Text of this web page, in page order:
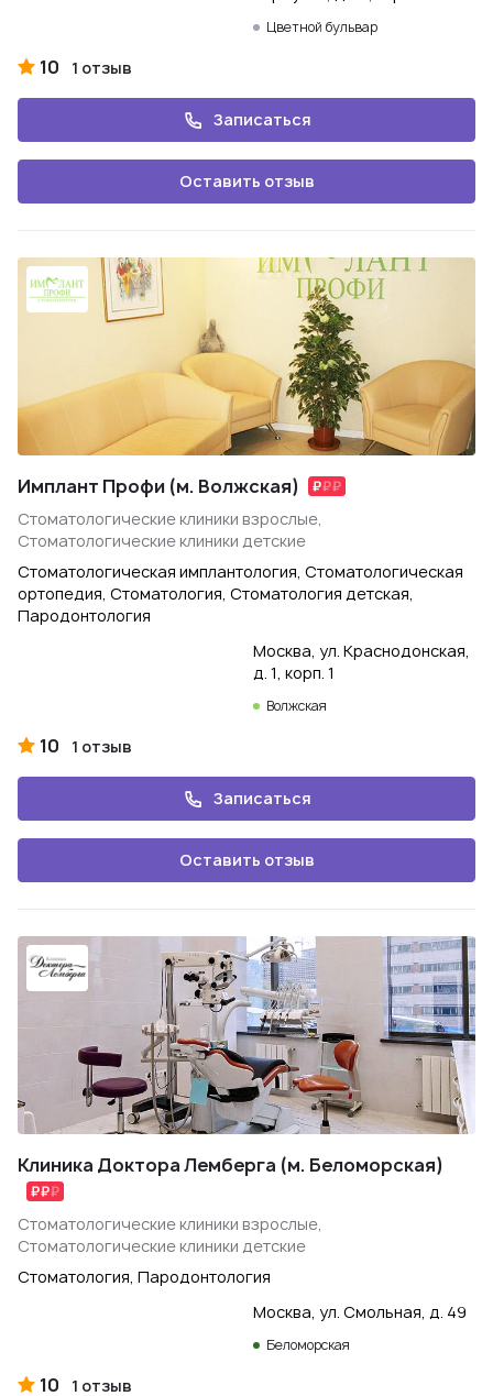
Цветной бульвар
10 1 отзыв
Записаться
Оставить отзыв
Имплант Профи (м. Волжская)
Стоматологические клиники взрослые,
Стоматологические клиники детские
Стоматологическая имплантология, Стоматологическая
ортопедия, Стоматология, Стоматология детская,
Пародонтология
Москва, ул. Краснодонская,
д. 1, корп. 1
Волжская
10 1 отзыв
Записаться
Оставить отзыв
Клиника Доктора Лемберга (м. Беломорская)
Стоматологические клиники взрослые,
Стоматологические клиники детские
Стоматология, Пародонтология
Москва, ул. Смольная, д. 49
Беломорская
10 1 отзыв